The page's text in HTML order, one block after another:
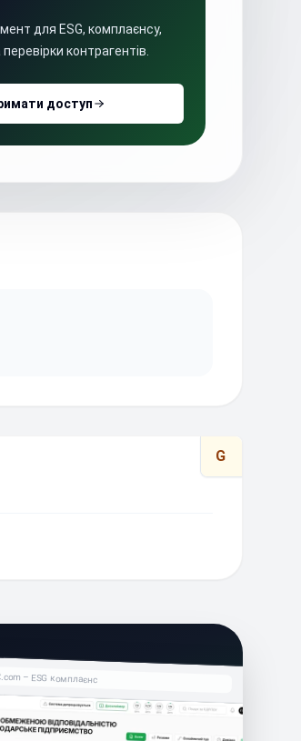
для ESG, комплаєнсу,
контрагентів.
доступ
G
– ESG комплаєнс